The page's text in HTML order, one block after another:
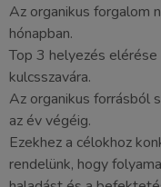
Az organikus forgalom
hónapban.
Top 3 helyezés
kulcsszavára.
Az organikus forrásból
az év végéig.
Ezekhez a célokhoz
rendelünk, hogy